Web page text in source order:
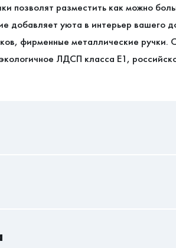
позволят разместить как можно
добавляет уюта в интерьер вашего
фирменные металлические ручки.
ЛДСП класса Е1,